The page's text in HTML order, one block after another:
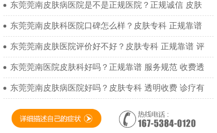
东莞莞南皮肤病医院是不是正规医院？正规诚信 皮肤
东莞莞南皮肤科医院口碑怎么样？皮肤专科 正规靠谱
东莞莞南皮肤医院评价好不好？皮肤专科 正规靠谱 评
东莞莞南医院皮肤科好吗？正规靠谱 服务规范 收费透
东莞莞南皮肤病医院好吗？皮肤专科 透明收费 诊疗有